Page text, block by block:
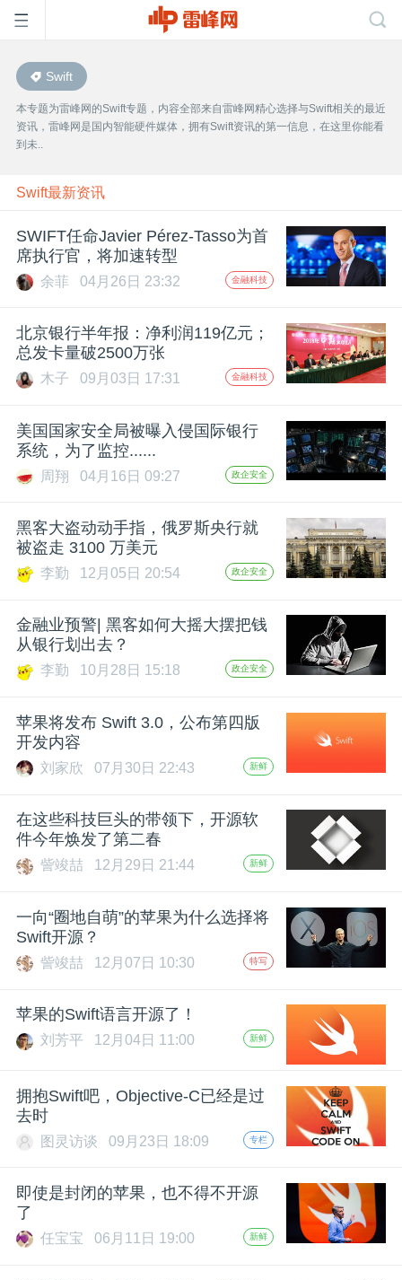
首
页
雷
峰
公
课
动
中
心
GAIR
题
搞
Swift
本专题为雷峰网的Swift专题，内容全部来自雷峰网精心选择与Swift相关的最近
资讯，雷峰网是国内智能硬件媒体，拥有Swift资讯的第一信息，在这里你能看
到未..
Swift最新资讯
SWIFT任命Javier Pérez-Tasso为首
席执行官，将加速转型
余菲 04月26日 23:32 金融科技
北京银行半年报：净利润119亿元；
总发卡量破2500万张
木子 09月03日 17:31 金融科技
美国国家安全局被曝入侵国际银行
系统，为了监控......
周翔 04月16日 09:27 政企安全
黑客大盗动动手指，俄罗斯央行就
被盗走 3100 万美元
李勤 12月05日 20:54 政企安全
金融业预警| 黑客如何大摇大摆把钱
从银行划出去？
李勤 10月28日 15:18 政企安全
苹果将发布 Swift 3.0，公布第四版
开发内容
刘家欣 07月30日 22:43 新鲜
在这些科技巨头的带领下，开源软
件今年焕发了第二春
訾竣喆 12月29日 21:44 新鲜
一向“圈地自萌”的苹果为什么选择将
Swift开源？
訾竣喆 12月07日 10:30 特写
苹果的Swift语言开源了！
刘芳平 12月04日 11:00 新鲜
拥抱Swift吧，Objective-C已经是过
去时
图灵访谈 09月23日 18:09 专栏
即使是封闭的苹果，也不得不开源
了
任宝宝 06月11日 19:00 新鲜